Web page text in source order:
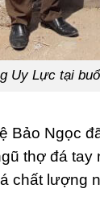
Uy Lực tại
Bảo Ngọc
thợ đá
chất lượng